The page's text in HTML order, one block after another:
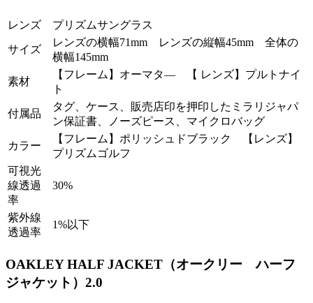
レンズ プリズムサングラス
サイズ
レンズの横幅71mm レンズの縦幅45mm 全体の
横幅145mm
素材
【フレーム】オーマタ― 【 レンズ】プルトナイ
ト
付属品
タグ、ケース、販売店印を押印したミラリジャパ
ン保証書、ノーズピース、マイクロバッグ
カラー
【フレーム】ポリッシュドブラック 【レンズ】
プリズムゴルフ
可視光
線透過
率
30%
紫外線
透過率
1%以下
OAKLEY HALF JACKET （オークリー ハーフ
ジャケット） 2.0